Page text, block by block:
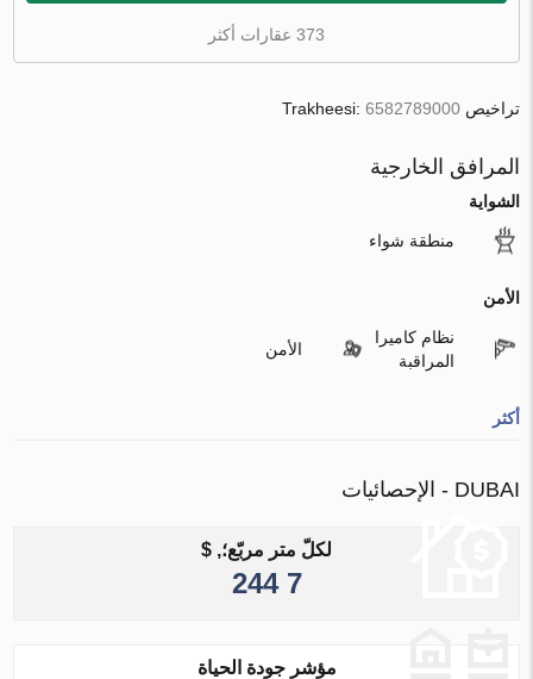
373 عقارات أكثر
تراخيص Trakheesi:6582789000
المرافق الخارجية
الشواية
منطقة شواء
الأمن
نظام كاميرا
المراقبة
الأمن
أكثر
DUBAI - الإحصائيات
لكلّ متر مربّع؛, $
7 244
مؤشر جودة الحياة